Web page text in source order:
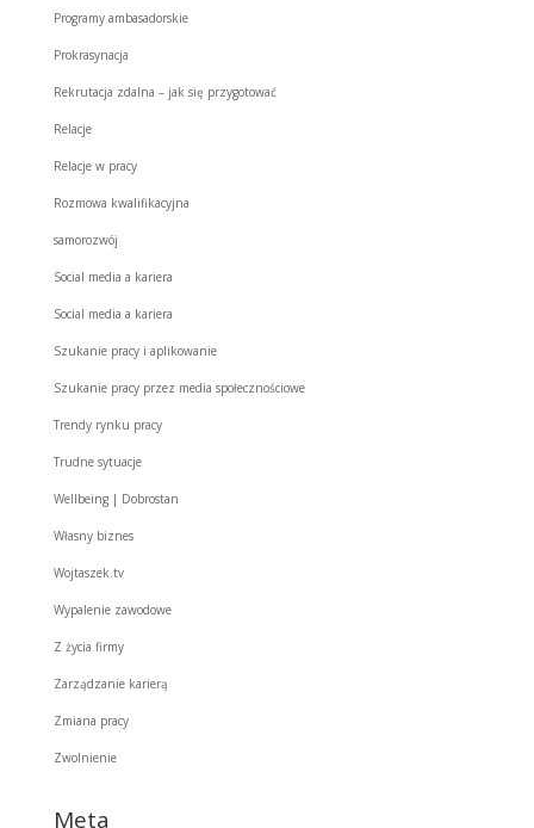
Programy ambasadorskie
Prokrasynacja
Rekrutacja zdalna – jak się przygotować
Relacje
Relacje w pracy
Rozmowa kwalifikacyjna
samorozwój
Social media a kariera
Social media a kariera
Szukanie pracy i aplikowanie
Szukanie pracy przez media społecznościowe
Trendy rynku pracy
Trudne sytuacje
Wellbeing | Dobrostan
Własny biznes
Wojtaszek.tv
Wypalenie zawodowe
Z życia firmy
Zarządzanie karierą
Zmiana pracy
Zwolnienie
Meta